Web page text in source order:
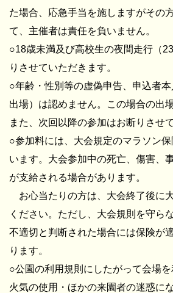
た場合、応急手当を施しますがその
て、主催者は責任を負いません。
○18歳未満及び高校生の夜間走行（
りさせていただきます。
○年齢・性別等の虚偽申告、申込者
出場）は認めません。この場合の出
また、次回以降の参加はお断りさせ
○参加料には、大会規定のマラソン
います。大会参加中の死亡、傷害、
が支給される場合があります。
お心当たりの方は、大会終了後に
ください。ただし、大会規則を守ら
不適切と判断された場合には保険が
ります。
○公園の利用規則にしたがって会場を
火気の使用・ほかの来園者の迷惑に